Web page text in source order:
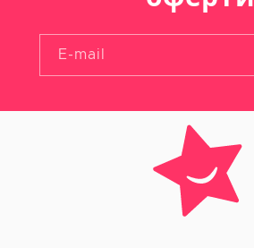
E-mail